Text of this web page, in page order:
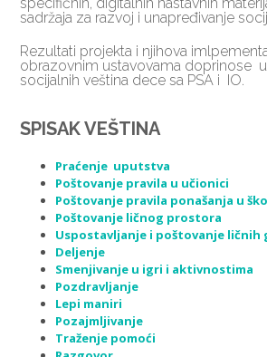
sadržaja za razvoj i unapređivanje
Rezultati projekta i njihova
obrazovnim ustavovama doprinose
socijalnih veština dece sa PSA i IO.
SPISAK VEŠTINA
Praćenje uputstva
Poštovanje pravila u učionici
Poštovanje pravila ponašanja u
Poštovanje ličnog prostora
Uspostavljanje i poštovanje ličnih
Deljenje
Smenjivanje u igri i aktivnostima
Pozdravljanje
Lepi maniri
Pozajmljivanje
Traženje pomoći